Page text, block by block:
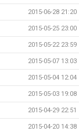
2015-06-28 21:20
2015-05-25 23:00
2015-05-22 23:59
2015-05-07 13:03
2015-05-04 12:04
2015-05-03 19:08
2015-04-29 22:51
2015-04-20 14:38